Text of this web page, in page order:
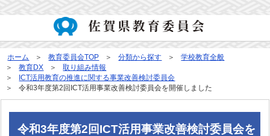
ホーム 教育委員会TOP 分類から探す
学校教育全般
教育DX
取り組み情報
ICT活用教育の推進に関する事業改善検討委員会
令和3年度第2回ICT活用事業改善検討委員会を開催しました
令和3年度第2回ICT活用事業改善検討委員会を